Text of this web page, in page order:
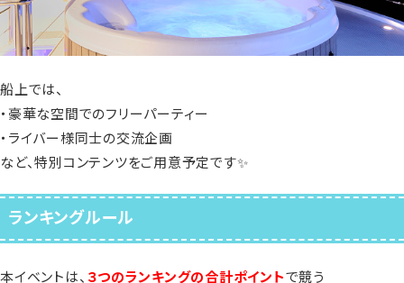
船上では、
・豪華な空間でのフリーパーティー
・ライバー様同士の交流企画
など、特別コンテンツをご用意予定です✨
ランキングルール
本イベントは、 ３つのランキングの合計ポイントで競う